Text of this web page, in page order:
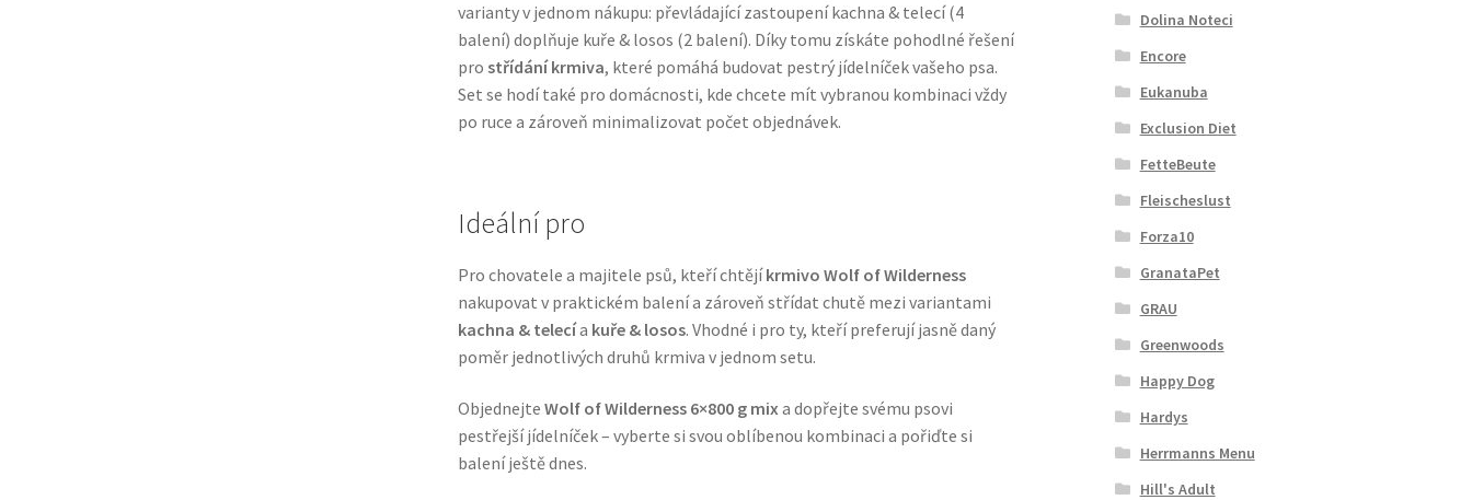
varianty v jednom nákupu: převládající zastoupení kachna & telecí (4
balení) doplňuje kuře & losos (2 balení). Díky tomu získáte pohodlné řešení
pro střídání krmiva, které pomáhá budovat pestrý jídelníček vašeho psa.
Set se hodí také pro domácnosti, kde chcete mít vybranou kombinaci vždy
po ruce a zároveň minimalizovat počet objednávek.
Ideální pro
Pro chovatele a majitele psů, kteří chtějíkrmivo Wolf of Wilderness
nakupovat v praktickém balení a zároveň střídat chutě mezi variantami
kachna & telecía kuře & losos. Vhodné i pro ty, kteří preferují jasně daný
poměr jednotlivých druhů krmiva v jednom setu.
Objednejte Wolf of Wilderness 6×800 g mixa dopřejte svému psovi
pestřejší jídelníček – vyberte si svou oblíbenou kombinaci a pořiďte si
balení ještě dnes.
Dolina Noteci
Encore
Eukanuba
Exclusion Diet
FetteBeute
Fleischeslust
Forza10
GranataPet
GRAU
Greenwoods
Happy Dog
Hardys
Herrmanns Menu
Hill's Adult